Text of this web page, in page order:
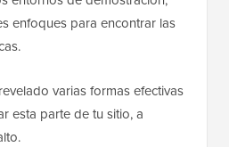
enfoques para encontrar las
varias formas efectivas
esta parte de tu sitio, a